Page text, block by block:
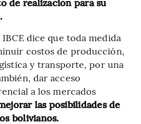
dice que toda medida
costos de producción,
y transporte, por una
dar acceso
a los mercados
las posibilidades de
bolivianos.